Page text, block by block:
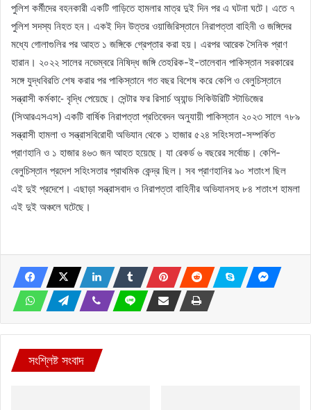
পুলিশ কর্মীদের বহনকারী একটি গাড়িতে হামলার মাত্র দুই দিন পর এ ঘটনা ঘটে। এতে ৭
পুলিশ সদস্য নিহত হন। একই দিন উত্তর ওয়াজিরিস্তানে নিরাপত্তা বাহিনী ও জঙ্গিদের
মধ্যে গোলাগুলির পর আহত ১ জঙ্গিকে গ্রেপ্তার করা হয়। এরপর আরেক সৈনিক প্রাণ
হারান। ২০২২ সালের নভেম্বরে নিষিদ্ধ জঙ্গি তেহরিক-ই-তালেবান পাকিস্তান সরকারের
সঙ্গে যুদ্ধবিরতি শেষ করার পর পাকিস্তানে গত বছর বিশেষ করে কেপি ও বেলুচিস্তানে
সন্ত্রাসী কর্মকা-ে বৃদ্ধি পেয়েছে। সেন্টার ফর রিসার্চ অ্যান্ড সিকিউরিটি স্টাডিজের
(সিআরএসএস) একটি বার্ষিক নিরাপত্তা প্রতিবেদন অনুযায়ী পাকিস্তান ২০২৩ সালে ৭৮৯
সন্ত্রাসী হামলা ও সন্ত্রাসবিরোধী অভিযান থেকে ১ হাজার ৫২৪ সহিংসতা-সম্পর্কিত
প্রাণহানি ও ১ হাজার ৪৬৩ জন আহত হয়েছে। যা রেকর্ড ৬ বছরের সর্বোচ্চ। কেপি-
বেলুচিস্তান প্রদেশ সহিংসতার প্রাথমিক কেন্দ্র ছিল। সব প্রাণহানির ৯০ শতাংশ ছিল
এই দুই প্রদেশে। এছাড়া সন্ত্রাসবাদ ও নিরাপত্তা বাহিনীর অভিযানসহ ৮৪ শতাংশ হামলা
এই দুই অঞ্চলে ঘটেছে।
সংশ্লিষ্ট সংবাদ